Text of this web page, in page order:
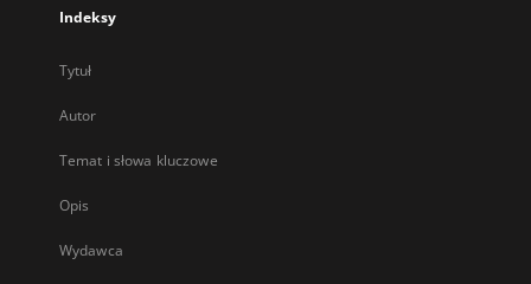
Indeksy
Tytuł
Autor
Temat i słowa kluczowe
Opis
Wydawca